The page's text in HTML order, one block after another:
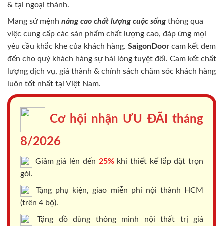
& tại ngoại thành.
Mang sứ mệnh nâng cao chất lượng cuộc sốngthông qua
việc cung cấp các sản phẩm chất lượng cao, đáp ứng mọi
yêu cầu khắc khe của khách hàng. SaigonDoor cam kết đem
đến cho quý khách hàng sự hài lòng tuyệt đối. Cam kết chất
lượng dịch vụ, giá thành & chính sách chăm sóc khách hàng
luôn tốt nhất tại Việt Nam.
Cơ hội nhận ƯU ĐÃI tháng
8/2026
Giảm giá lên đến 25%khi thiết kế lắp đặt trọn
gói.
Tặng phụ kiện, giao miễn phí nội thành HCM
(trên 4 bộ).
Tặng đồ dùng thông minh nội thất trị giá